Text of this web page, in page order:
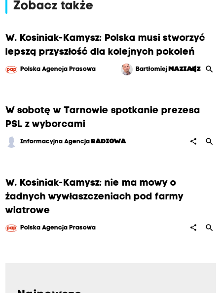
Zobacz także
W. Kosiniak-Kamysz: Polska musi stworzyć
lepszą przyszłość dla kolejnych pokoleń
Polska Agencja Prasowa Bartłomiej MAZIARZ
share search
W sobotę w Tarnowie spotkanie prezesa
PSL z wyborcami
Informacyjna Agencja RADIOWA share search
W. Kosiniak-Kamysz: nie ma mowy o
żadnych wywłaszczeniach pod farmy
wiatrowe
Polska Agencja Prasowa share search